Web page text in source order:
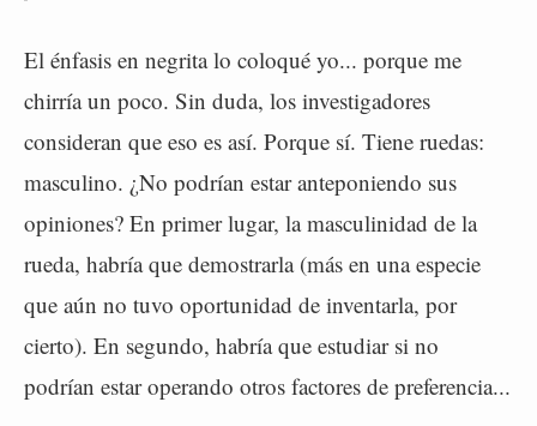
El énfasis en negrita lo coloqué yo... porque me
chirría un poco. Sin duda, los investigadores
consideran que eso es así. Porque sí. Tiene ruedas:
masculino. ¿No podrían estar anteponiendo sus
opiniones? En primer lugar, la masculinidad de la
rueda, habría que demostrarla (más en una especie
que aún no tuvo oportunidad de inventarla, por
cierto). En segundo, habría que estudiar si no
podrían estar operando otros factores de preferencia...